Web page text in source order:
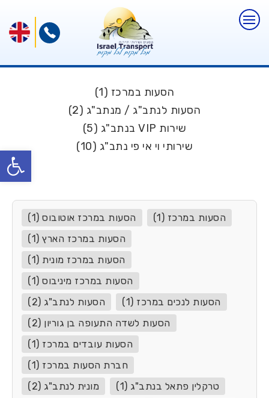
הסעות במרכז (1)
הסעות לנתב"ג / מנתב"ג (2)
שירות VIP בנתב"ג (5)
שירותי וי אי פי נתב"ג (10)
הסעות במרכז (1)
הסעות במרכז אוטובוס (1)
הסעות במרכז הארץ (1)
הסעות במרכז מונית (1)
הסעות במרכז מיניבוס (1)
הסעות לנכים במרכז (1)
הסעות לנתב"ג (2)
הסעות לשדה התעופה בן גוריון (2)
הסעות עובדים במרכז (1)
חברת הסעות במרכז (1)
טרקלין פתאל בנתב"ג (1)
מונית לנתב"ג (2)